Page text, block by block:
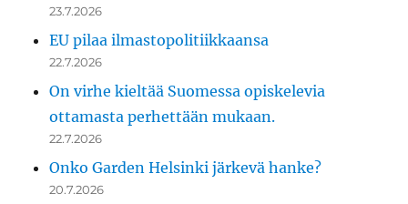
23.7.2026
EU pilaa ilmastopolitiikkaansa
22.7.2026
On virhe kieltää Suomessa opiskelevia
ottamasta perhettään mukaan.
22.7.2026
Onko Garden Helsinki järkevä hanke?
20.7.2026